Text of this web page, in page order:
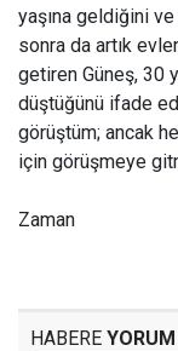
yaşına geldiğini
sonra da artık
getiren Güneş, 30
düştüğünü ifade
görüştüm; ancak
için görüşmeye
Zaman
HABERE